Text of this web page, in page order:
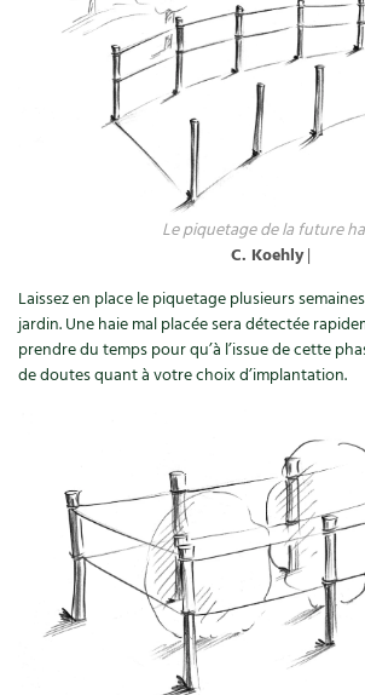
Décoration et petit bricolage
Santé et bien-être
Les plantes et leurs vertus
Soins et cosmétiques au naturel
Société et alternatives
Vivre l’écologie
Protéger la nature
Enfants
Actions pour la planète
Les 4 saisons
Le piquetage de la future
C. Koehly|
Laissez en place le piquetage plusieurs
jardin. Une haie mal placée sera détectée
prendre du temps pour qu’à l’issue de cette
de doutes quant à votre choix d’implantation.